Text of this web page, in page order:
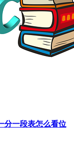
分一段表怎么看位